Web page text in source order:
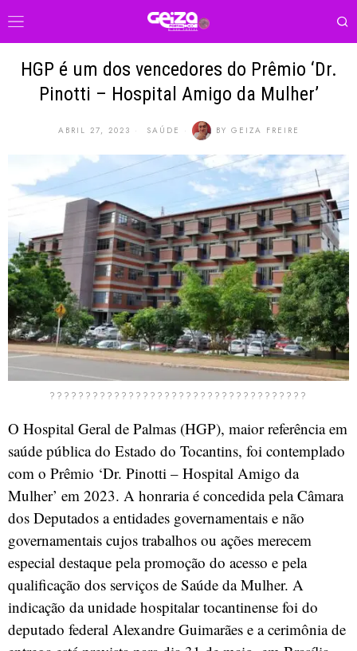
HGP é um dos vencedores do Prêmio ‘Dr.
Pinotti – Hospital Amigo da Mulher’
ABRIL 27, 2023 SAÚDE BY GEIZA FREIRE
????????????????????????????????????
O Hospital Geral de Palmas (HGP), maior referência em
saúde pública do Estado do Tocantins, foi contemplado
com o Prêmio ‘Dr. Pinotti – Hospital Amigo da
Mulher’ em 2023. A honraria é concedida pela Câmara
dos Deputados a entidades governamentais e não
governamentais cujos trabalhos ou ações merecem
especial destaque pela promoção do acesso e pela
qualificação dos serviços de Saúde da Mulher. A
indicação da unidade hospitalar tocantinense foi do
deputado federal Alexandre Guimarães e a cerimônia de